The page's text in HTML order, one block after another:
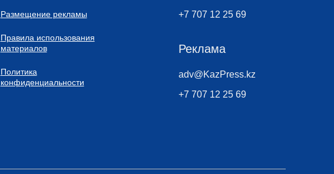
Размещение рекламы
Правила использования
материалов
Политика
конфиденциальности
+7 707 12 25 69
Реклама
adv@KazPress.kz
+7 707 12 25 69